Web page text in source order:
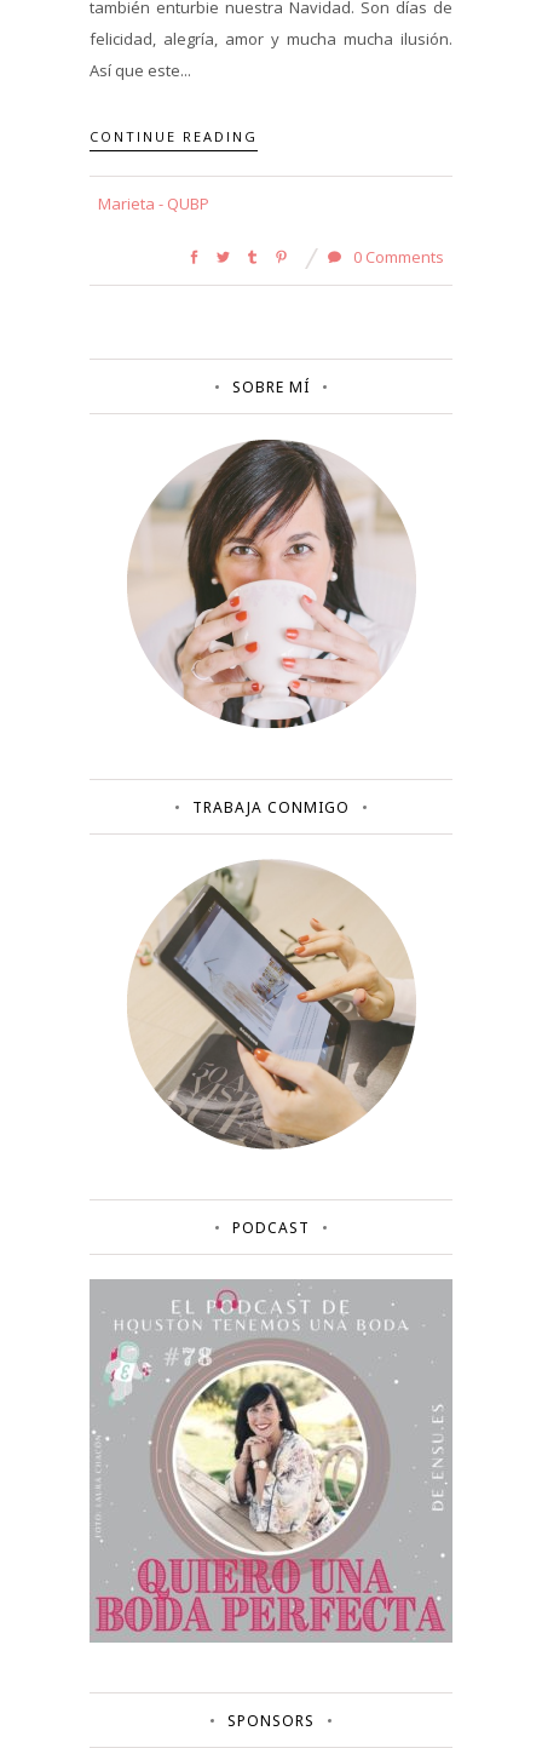
también enturbie nuestra Navidad. Son días de
felicidad, alegría, amor y mucha mucha ilusión.
Así que este...
CONTINUE READING
Marieta - QUBP
0 Comments
SOBRE MÍ
TRABAJA CONMIGO
PODCAST
SPONSORS